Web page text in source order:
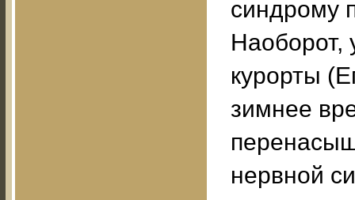
синдрому
курорты
зимнее
нервной